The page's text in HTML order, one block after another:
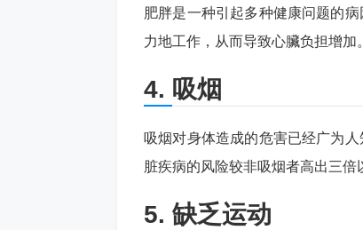
肥胖是一种引起多种健康问题的
力地工作，从而导致心臟负担增加。
4. 吸烟
吸烟对身体造成的危害已经广为
脏疾病的风险较非吸烟者高出三倍
5. 缺乏运动